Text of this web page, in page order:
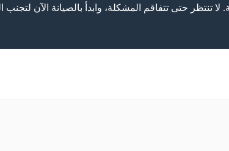
تنتظر حتى تتفاقم المشكلة، وابدأ بالصيانة الآن لتجنب